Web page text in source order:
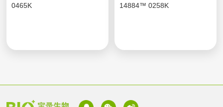
0465K
14884™ 0258K